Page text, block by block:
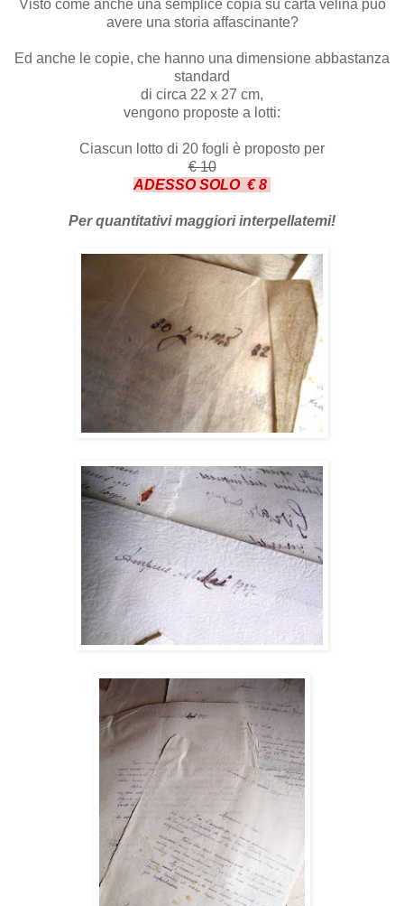
Visto come anche una semplice copia su carta velina può
avere una storia affascinante?
Ed anche le copie, che hanno una dimensione abbastanza
standard
di circa 22 x 27 cm,
vengono proposte a lotti:
Ciascun lotto di 20 fogli è proposto per
€ 10
ADESSO SOLO € 8
Per quantitativi maggiori interpellatemi!